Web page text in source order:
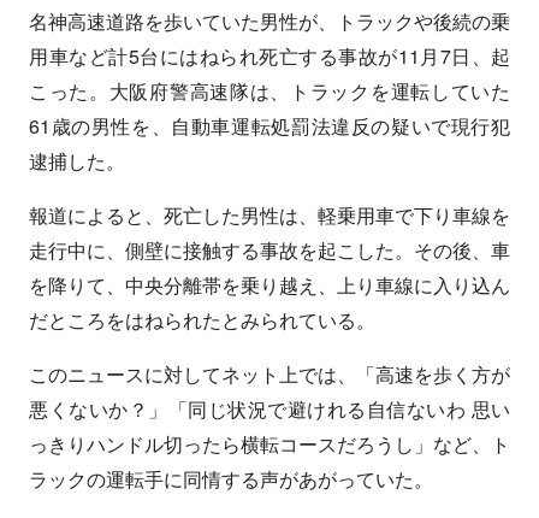
名神高速道路を歩いていた男性が、トラックや後続の乗
用車など計5台にはねられ死亡する事故が11月7日、起
こった。大阪府警高速隊は、トラックを運転していた
61歳の男性を、自動車運転処罰法違反の疑いで現行犯
逮捕した。
報道によると、死亡した男性は、軽乗用車で下り車線を
走行中に、側壁に接触する事故を起こした。その後、車
を降りて、中央分離帯を乗り越え、上り車線に入り込ん
だところをはねられたとみられている。
このニュースに対してネット上では、「高速を歩く方が
悪くないか？」「同じ状況で避けれる自信ないわ 思い
っきりハンドル切ったら横転コースだろうし」など、ト
ラックの運転手に同情する声があがっていた。